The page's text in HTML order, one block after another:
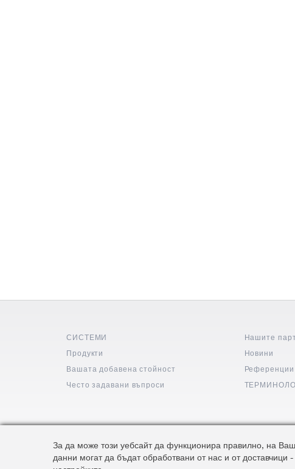
СИСТЕМИ
Продукти
Вашата добавена стойност
Често задавани въпроси
Нашите
Новини
Референции
За да може този уебсайт да функционира правилно, на
данни могат да бъдат обработвани от нас и от